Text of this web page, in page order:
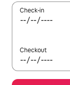
Check-in
Checkout